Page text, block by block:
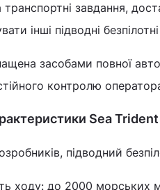
транспортні завдання,
інші підводні
засобами повної
контролю
Sea Trident
підводний
ходу: до 2000 морських